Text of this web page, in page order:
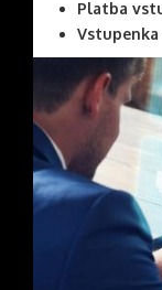
Platba